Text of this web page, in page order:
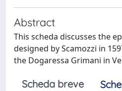
Abstract
This scheda discusses the
designed by Scamozzi in
the Dogaressa Grimani in
Scheda breve